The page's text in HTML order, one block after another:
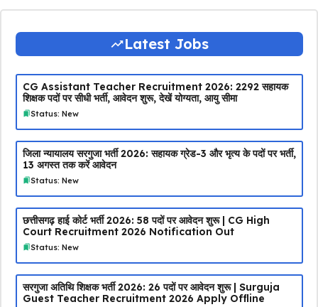
Latest Jobs
CG Assistant Teacher Recruitment 2026: 2292 सहायक
शिक्षक पदों पर सीधी भर्ती, आवेदन शुरू, देखें योग्यता, आयु सीमा
Status: New
जिला न्यायालय सरगुजा भर्ती 2026: सहायक ग्रेड-3 और भृत्य के पदों पर भर्ती,
13 अगस्त तक करें आवेदन
Status: New
छत्तीसगढ़ हाई कोर्ट भर्ती 2026: 58 पदों पर आवेदन शुरू | CG High
Court Recruitment 2026 Notification Out
Status: New
सरगुजा अतिथि शिक्षक भर्ती 2026: 26 पदों पर आवेदन शुरू | Surguja
Guest Teacher Recruitment 2026 Apply Offline